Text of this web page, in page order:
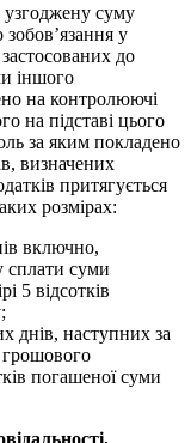
узгоджену суму
у
до
іншого
на контролюючі
на підставі цього
за яким покладено
визначених
притягується
розмірах:
включно,
сплати суми
5 відсотків
днів, наступних за
погашеної суми